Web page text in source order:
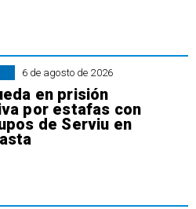
6 de agosto de 2026
en prisión
por estafas con
de Serviu en